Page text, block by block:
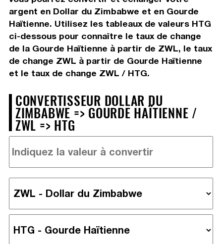
argent en Dollar du Zimbabwe et en Gourde
Haïtienne. Utilisez les tableaux de valeurs HTG
ci-dessous pour connaître le taux de change
de la Gourde Haïtienne à partir de ZWL, le taux
de change ZWL à partir de Gourde Haïtienne
et le taux de change ZWL / HTG.
CONVERTISSEUR DOLLAR DU
ZIMBABWE => GOURDE HAÏTIENNE /
ZWL => HTG